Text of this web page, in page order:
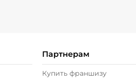
Партнерам
Купить франшизу